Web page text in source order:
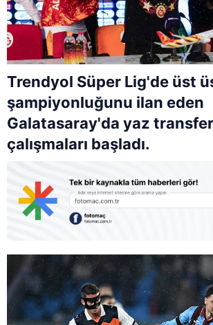
Trendyol Süper Lig'de üst
şampiyonluğunu ilan eden
Galatasaray'da yaz
çalışmaları başladı.